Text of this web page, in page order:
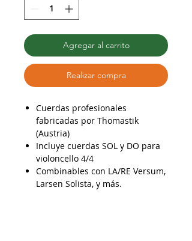
Agregar al carrito
Realizar compra
Cuerdas profesionales
fabricadas por Thomastik
(Austria)
Incluye cuerdas SOL y DO para
violoncello 4/4
Combinables con LA/RE Versum,
Larsen Solista, y más.